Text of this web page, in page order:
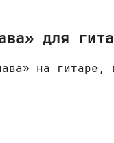
для
на гитаре,